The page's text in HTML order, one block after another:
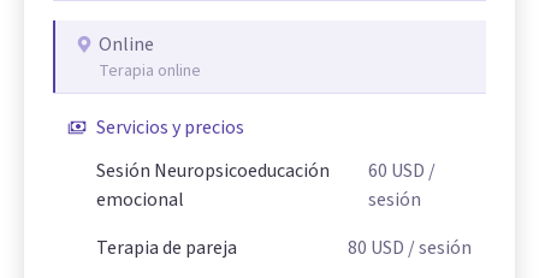
Online
Terapia online
Servicios y precios
Sesión Neuropsicoeducación
emocional
60 USD /
sesión
Terapia de pareja
80 USD / sesión